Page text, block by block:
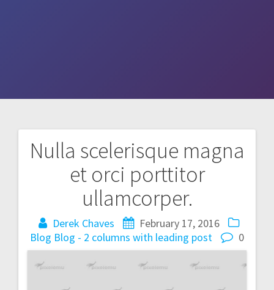
Nulla scelerisque magna
et orci porttitor
ullamcorper.
Derek Chaves
February 17, 2016
Blog Blog - 2 columns with leading post 0
Post
navigation